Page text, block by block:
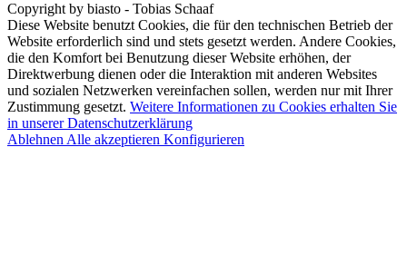
Copyright by biasto - Tobias Schaaf
Diese Website benutzt Cookies, die für den technischen Betrieb der
Website erforderlich sind und stets gesetzt werden. Andere Cookies,
die den Komfort bei Benutzung dieser Website erhöhen, der
Direktwerbung dienen oder die Interaktion mit anderen Websites
und sozialen Netzwerken vereinfachen sollen, werden nur mit Ihrer
Zustimmung gesetzt. Weitere Informationen zu Cookies erhalten Sie
in unserer Datenschutzerklärung
Ablehnen Alle akzeptieren Konfigurieren